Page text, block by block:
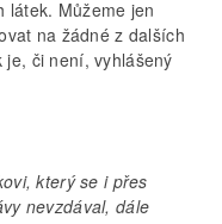
látek. Můžeme jen
na žádné z dalších
či není, vyhlášený
který se i přes
nevzdával, dále